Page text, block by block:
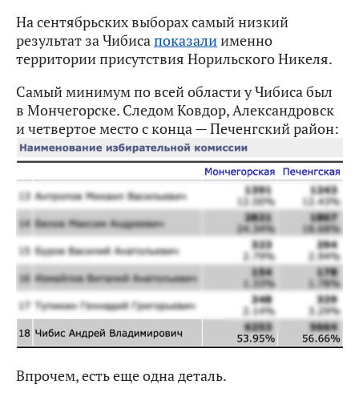
На сентябрьских выборах самый низкий
результат за Чибисапоказалиименно
территории присутствия Норильского Никеля.
Самый минимум по всей области у Чибиса был
в Мончегорске. Следом Ковдор, Александровск
и четвертое место с конца — Печенгский район:
Впрочем, есть еще одна деталь.